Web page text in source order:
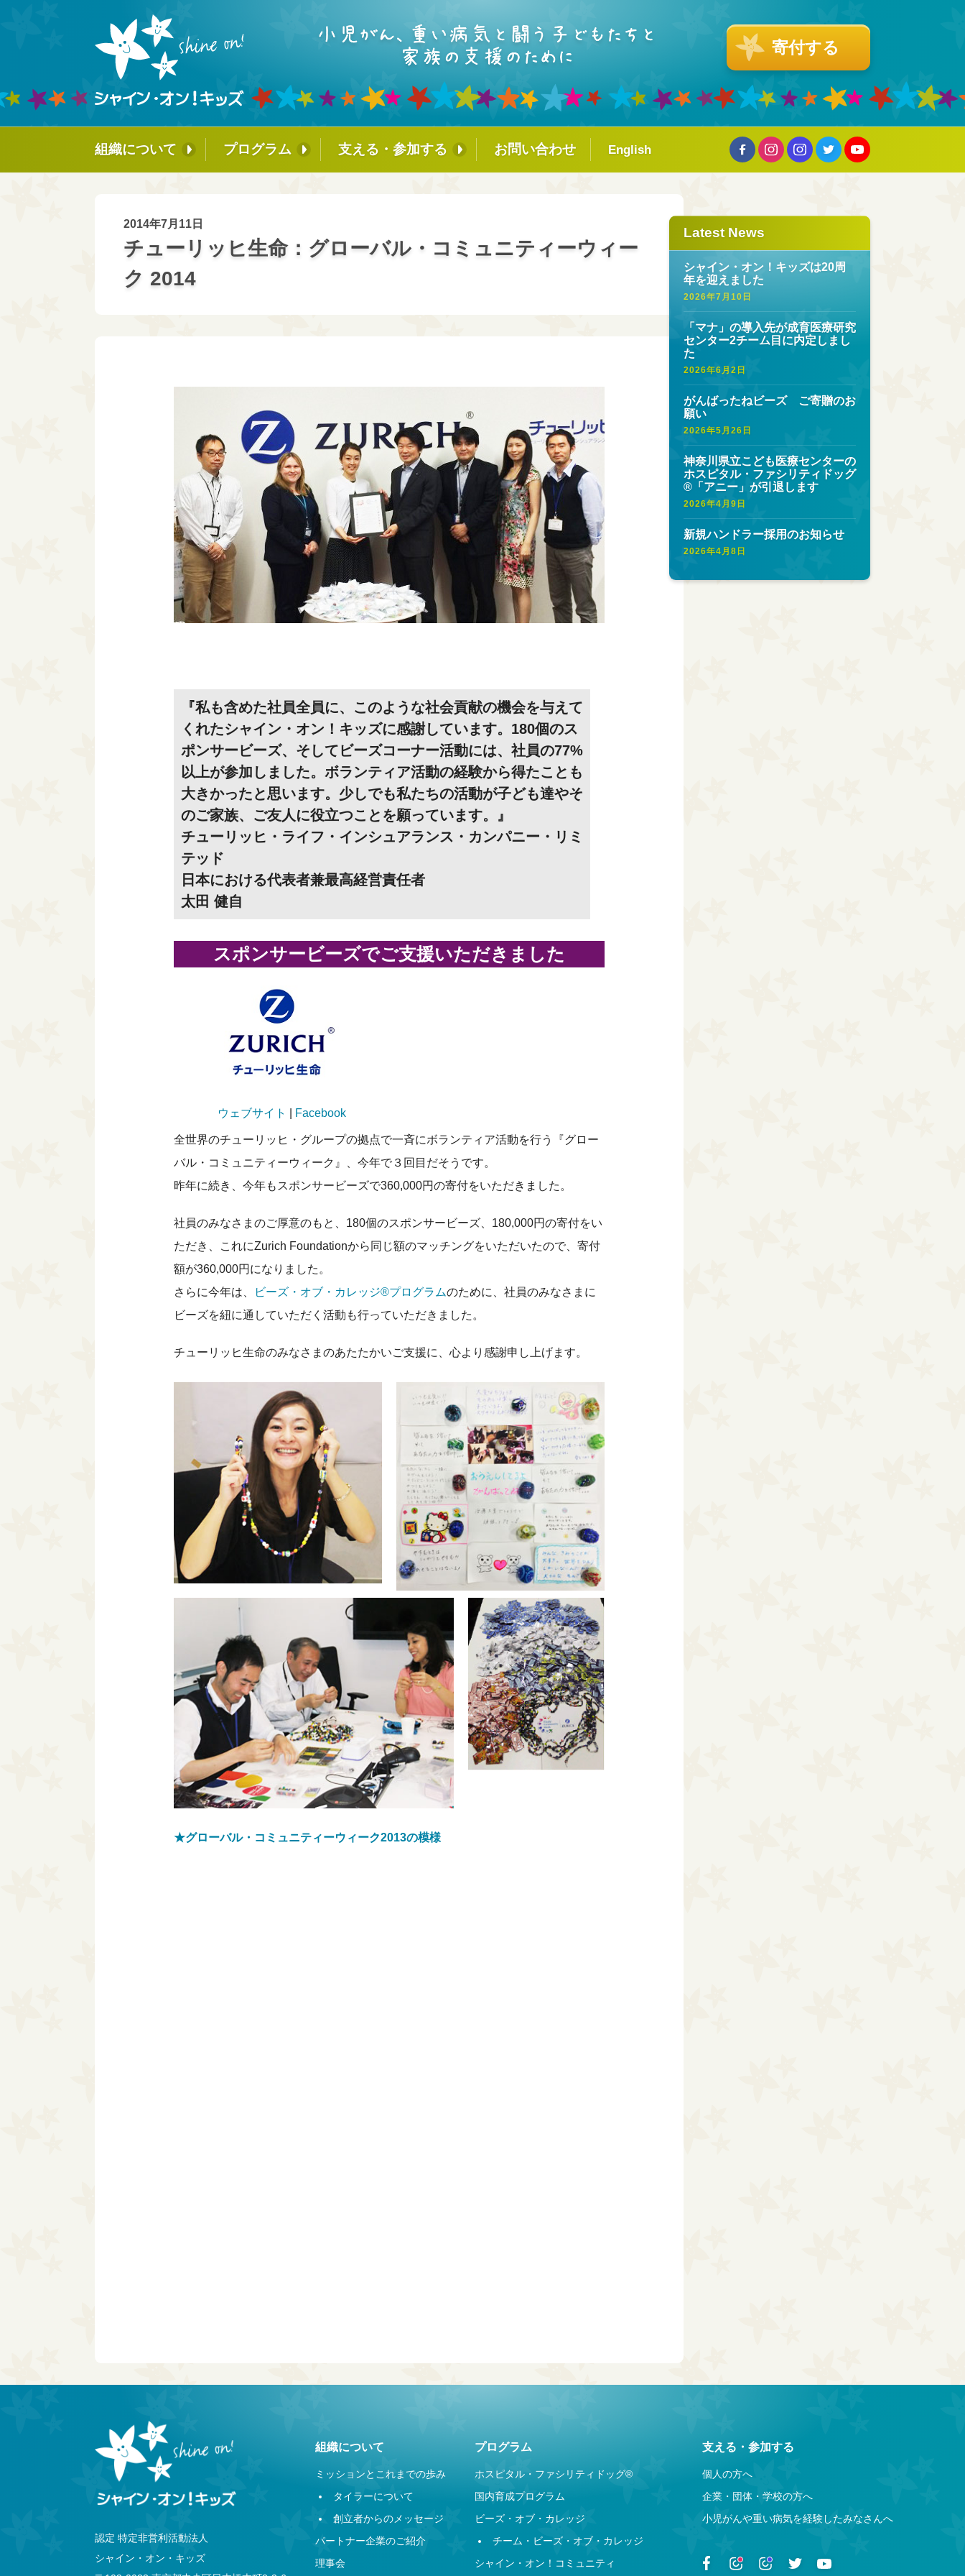
寄付する
組織について
↳創立者からのメッセージ
パートナー企業のご紹介
理事会
チームメンバー
↳プレスリリース
↳完了したプログラム
プログラム
ビーズ・オブ・カレッジ
シャイン・オン！コミュニテ
シャイン・オン！フレンズ
参加者の声
支える・参加する
たみなさんへ
お問い合わせ English
2014年7月11日
チューリッヒ生命：グローバル・コミュニティーウィー
ク 2014
『私も含めた社員全員に、このような社会貢献の機会を与えて
くれたシャイン・オン！キッズに感謝しています。180個のス
ポンサービーズ、そしてビーズコーナー活動には、社員の77%
以上が参加しました。ボランティア活動の経験から得たことも
大きかったと思います。少しでも私たちの活動が子ども達やそ
のご家族、ご友人に役立つことを願っています。』
チューリッヒ・ライフ・インシュアランス・カンパニー・リミ
テッド
日本における代表者兼最高経営責任者
太田 健自
スポンサービーズでご支援いただきました
ウェブサイト Facebook
全世界のチューリッヒ・グループの拠点で一斉にボランティア活動を行う『グロー
バル・コミュニティーウィーク』、今年で３回目だそうです。
昨年に続き、今年もスポンサービーズで360,000円の寄付をいただきました。
社員のみなさまのご厚意のもと、180個のスポンサービーズ、180,000円の寄付をい
ただき、これにZurich Foundationから同じ額のマッチングをいただいたので、寄付
額が360,000円になりました。
さらに今年は、
ビーズ・オブ・カレッジ®プログラムのために、社員のみなさまに
ビーズを紐に通していただく活動も行っていただきました。
チューリッヒ生命のみなさまのあたたかいご支援に、心より感謝申し上げます。
★グローバル・コミュニティーウィーク2013の模様
Latest News
シャイン・オン！キッズは20周
年を迎えました
2026年7月10日
「マナ」の導入先が成育医療研究
センター2チーム目に内定しまし
た
2026年6月2日
がんばったねビーズ ご寄贈のお
願い
2026年5月26日
神奈川県立こども医療センターの
ホスピタル・ファシリティドッグ
®︎「アニー」が引退します
2026年4月9日
新規ハンドラー採用のお知らせ
2026年4月8日
認定 特定非営利活動法人
シャイン・オン・キッズ
組織について
ミッションとこれまでの歩み
タイラーについて
創立者からのメッセージ
パートナー企業のご紹介
理事会
プログラム
ホスピタル・ファシリティドッグ®︎
国内育成プログラム
ビーズ・オブ・カレッジ
チーム・ビーズ・オブ・カレッジ
シャイン・オン！コミュニティ
支える・参加する
個人の方へ
企業・団体・学校の方へ
小児がんや重い病気を経験したみなさんへ